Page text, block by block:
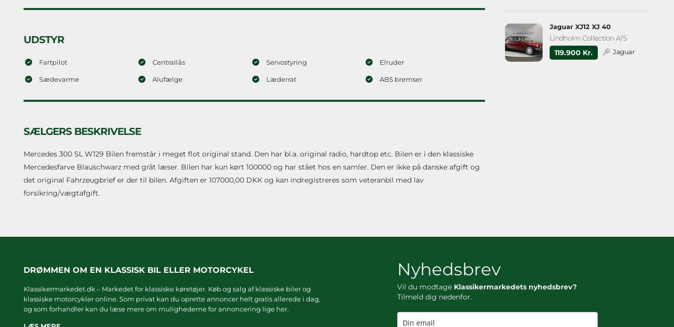
UDSTYR
Fartpilot Centrallås Servostyring Elruder
Sædevarme Alufælge Læderrat ABS bremser
SÆLGERS BESKRIVELSE
Mercedes 300 SL W129 Bilen fremstår i meget flot original stand. Den har bl.a. original radio, hardtop etc. Bilen er i den klassiske
Mercedesfarve Blauschwarz med gråt læser. Bilen har kun kørt 100000 og har stået hos en samler. Den er ikke på danske afgift og
det original Fahrzeugbrief er der til bilen. Afgiften er 107000,00 DKK og kan indregistreres som veteranbil med lav
forsikring/vægtafgift.
Jaguar XJ12 XJ 40
Lindholm Collection A/S
119.900 Kr.
Jaguar
DRØMMEN OM EN KLASSISK BIL ELLER MOTORCYKEL
Klassikermarkedet.dk – Markedet for klassiske køretøjer. Køb og salg af klassiske biler og
klassiske motorcykler online. Som privat kan du oprette annoncer helt gratis allerede i dag,
og som forhandler kan du læse mere om mulighederne for annoncering lige her.
Nyhedsbrev
Vil du modtage Klassikermarkedets nyhedsbrev?
Tilmeld dig nedenfor.